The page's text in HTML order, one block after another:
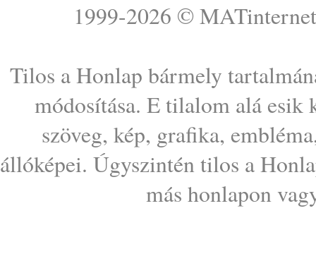
1999-2026 © MATinternet
Tilos a Honlap bármely
módosítása. E tilalom alá esik
szöveg, kép, grafika,
állóképei. Úgyszintén tilos a
más honlapon